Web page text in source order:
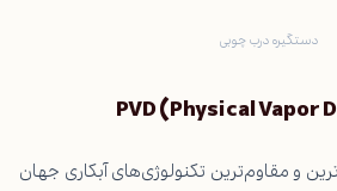
دستگیره درب چوبی
PVD (Physical Vapor
و مقاوم‌ترین تکنولوژی‌های آبکاری جهان